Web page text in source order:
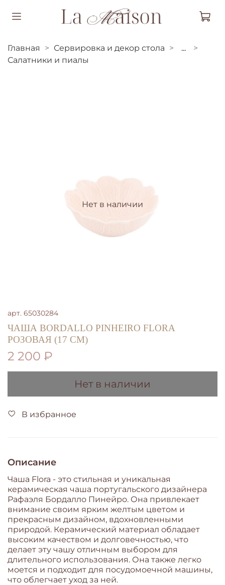
Главная Сервировка и декор стола
...
Салатники и пиалы
Нет в наличии
арт. 65030284
ЧАША BORDALLO PINHEIRO FLORA
РОЗОВАЯ (17 СМ)
2 200 ₽
Нет в наличии
В избранное
Описание
Чаша Flora - это стильная и уникальная
керамическая чаша португальского дизайнера
Рафаэля Бордалло Пинейро. Она привлекает
внимание своим ярким желтым цветом и
прекрасным дизайном, вдохновленными
природой. Керамический материал обладает
высоким качеством и долговечностью, что
делает эту чашу отличным выбором для
длительного использования. Она также легко
моется и подходит для посудомоечной машины,
что облегчает уход за ней.